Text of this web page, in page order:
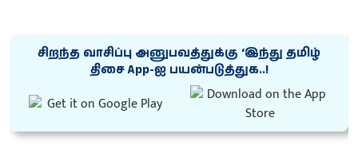
சிறந்த வாசிப்பு அனுபவத்துக்கு ‘இந்து தமிழ்
திசை App-ஐ பயன்படுத்துக..!